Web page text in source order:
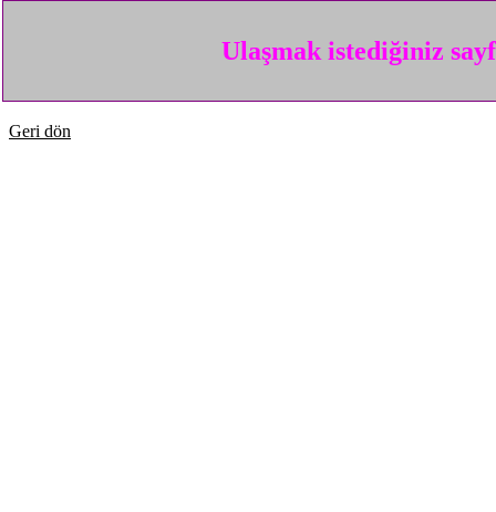
Ulaşmak istediğiniz
Geri dön